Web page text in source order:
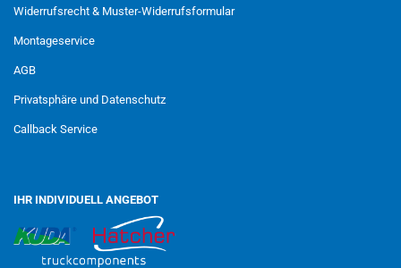
Widerrufsrecht & Muster-Widerrufsformular
Montageservice
AGB
Privatsphäre und Datenschutz
Callback Service
IHR INDIVIDUELL ANGEBOT